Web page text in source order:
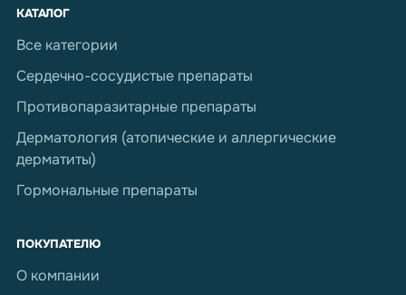
КАТАЛОГ
Все категории
Сердечно-сосудистые препараты
Противопаразитарные препараты
Дерматология (атопические и аллергические
дерматиты)
Гормональные препараты
ПОКУПАТЕЛЮ
О компании